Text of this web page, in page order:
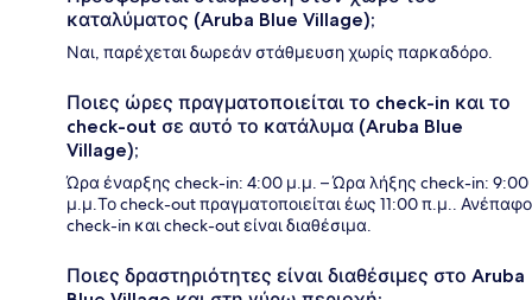
καταλύματος (Aruba Blue Village);
Ναι, παρέχεται δωρεάν στάθμευση χωρίς παρκαδόρο.
Ποιες ώρες πραγματοποιείται το check-in και το
check-out σε αυτό το κατάλυμα (Aruba Blue
Village);
Ώρα έναρξης check-in: 4:00 μ.μ. – Ώρα λήξης check-in: 9:00
μ.μ.Το check-out πραγματοποιείται έως 11:00 π.μ.. Ανέπαφο
check-in και check-out είναι διαθέσιμα.
Ποιες δραστηριότητες είναι διαθέσιμες στο Aruba